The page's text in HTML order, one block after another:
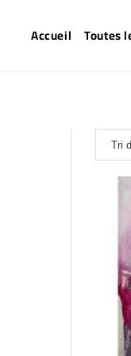
Accueil Toutes